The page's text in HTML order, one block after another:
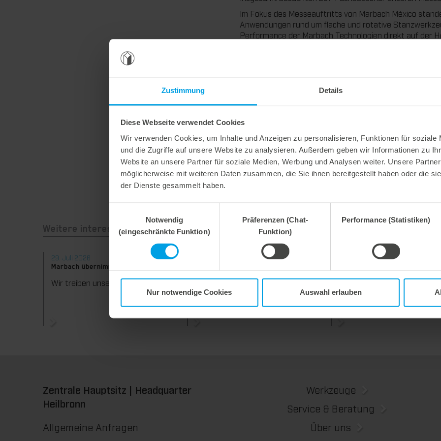
Zustimmung Details
Diese Webseite verwendet Cookies
Wir verwenden Cookies, um Inhalte und Anzeigen zu personalisieren, Funktionen für soziale
und die Zugriffe auf unsere Website zu analysieren. Außerdem geben wir Informationen zu
Website an unsere Partner für soziale Medien, Werbung und Analysen weiter. Unsere
möglicherweise mit weiteren Daten zusammen, die Sie ihnen bereitgestellt haben oder die
der Dienste gesammelt haben.
Notwendig
(eingeschränkte Funktion)
Präferenzen (Chat-
Funktion)
Performance (Statistiken)
Nur notwendige Cookies Auswahl erlauben
Im Fokus des Messeauftritts von Marbach México
Anwendungen rund um flache und rotative
Performance der Marbach Technologien direkt auf der
vor Ort selbst ausprobiert werden konnten. Ergänzend
Schulungsangebotezur Weiterentwicklung von
„Der persönliche Austausch mit unseren Kunden
sehr, dass wir so viele interessante Gespräche führen
dass wir Teil des Messestands sein durften und
zeigen konnten. So hatten die Besucher die
zu erleben“, erklärt Sandro Sandoval, General Manager
Die Expográfica 2026 erwies sich für Marbach México
Kunden als auch neue Kontakte persönlich zu treffen
Weitere interessante Neuigkeiten
29. Juli 2026
Marbach übernimmt Verantwortung.
Wir treiben unser Engagement für Nachhaltigkeit konsequent weiter voran. Mit der Veröffentlichung des vierten Nachhaltigkeitsberichts dokumentieren wir erneut unsere Fortschritte auf dem Weg zu einer nachhaltigen Unternehmensführung.
Wir bieten mit dem Unterstiftegitter eine spezialisierte Werkzeuglösung für höchste Anforderungen im Ausbrechprozess. Insbesondere bei anspruchsvollen Verpackungszuschnitten sorgt das System für stabile Abläufe und eine zuverlässige Entfernung selbst kleinster Abfallteile über den gesamten Produktionsprozess hinweg – vom ersten bis zum letzten Bogen.
27. Juli 2026
Zentrale Hauptsitz | Headquarter
Heilbronn
Allgemeine Anfragen
Werkzeuge
Service & Beratung
Über uns